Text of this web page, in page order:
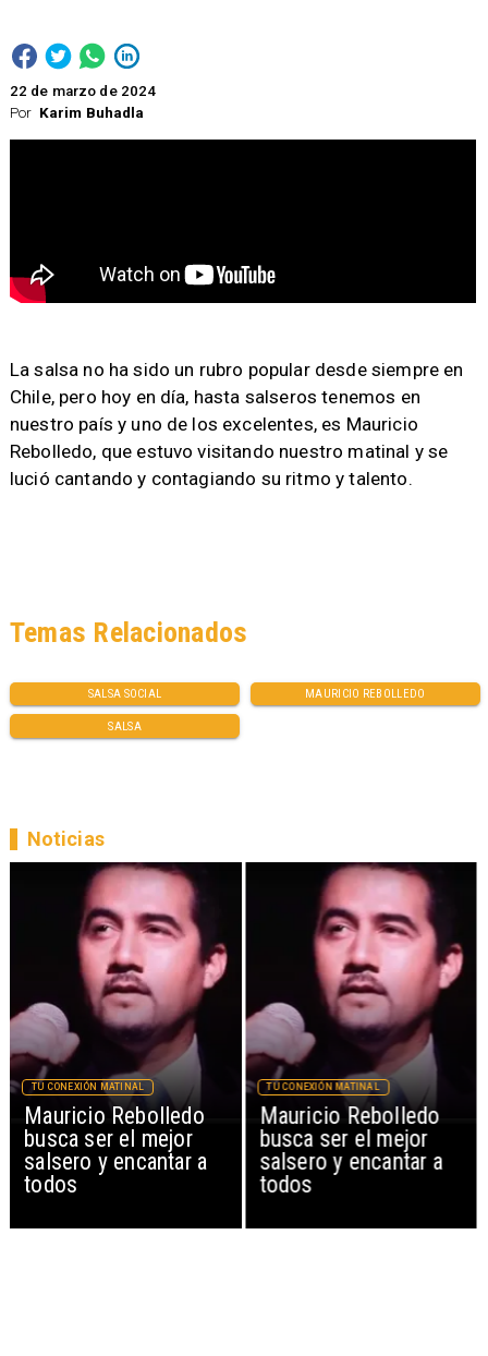
Por Karim Buhadla
22 de marzo de 2024
​La salsa no ha sido un rubro popular desde siempre en
Chile, pero hoy en día, hasta salseros tenemos en
nuestro país y uno de los excelentes, es Mauricio
Rebolledo, que estuvo visitando nuestro matinal y se
lució cantando y contagiando su ritmo y talento.
SALSA SOCIAL MAURICIO REBOLLEDO
SALSA
Temas Relacionados
Mauricio Rebolledo
busca ser el mejor
salsero y encantar a
todos
TU CONEXIÓN MATINAL
Mauricio Rebolledo
busca ser el mejor
salsero y encantar a
todos
TU CONEXIÓN MATINAL
Noticias